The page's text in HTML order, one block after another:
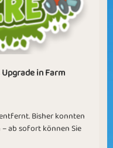
in Farm
Bisher konnten
– ab sofort können Sie